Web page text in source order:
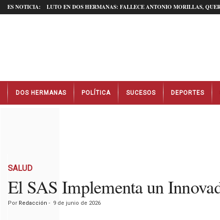
ES NOTICIA: LUTO EN DOS HERMANAS: FALLECE ANTONIO MORILLAS,
t
DOS HERMANAS POLÍTICA SUCESOS DEPORTES
SALUD
El SAS Implementa un
Por Redacción - 9 de junio de 2026